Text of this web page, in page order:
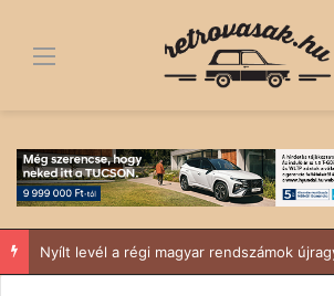
Menü
Nyílt levél a régi magyar rendszámok